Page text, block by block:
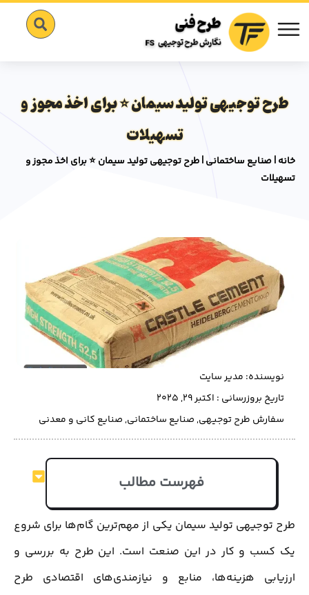
طرح توجیهی تولید سیمان ⭐ برای اخذ مجوز و
تسهیلات
خانه|صنایع ساختمانی|طرح توجیهی تولید سیمان ⭐ برای اخذ مجوز و
تسهیلات
نویسنده: مدیر سایت
تاریخ بروزرسانی : اکتبر 29, 2025
سفارش طرح توجیهی,صنایع ساختمانی,صنایع کانی و معدنی
فهرست مطالب
طرح توجیهی تولید سیمان یکی از مهم‌ترین گام‌ها برای شروع
یک کسب و کار در این صنعت است. این طرح به بررسی و
ارزیابی هزینه‌ها، منابع و نیازمندی‌های اقتصادی طرح